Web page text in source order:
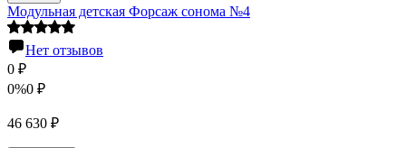
Модульная детская Форсаж сонома №4
Нет отзывов
0 ₽
0%0 ₽
46 630 ₽